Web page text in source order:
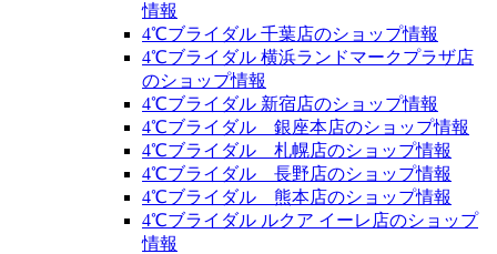
情報
4℃ブライダル 千葉店のショップ情報
4℃ブライダル 横浜ランドマークプラザ店
のショップ情報
4℃ブライダル 新宿店のショップ情報
4℃ブライダル 銀座本店のショップ情報
4℃ブライダル 札幌店のショップ情報
4℃ブライダル 長野店のショップ情報
4℃ブライダル 熊本店のショップ情報
4℃ブライダル ルクア イーレ店のショップ
情報